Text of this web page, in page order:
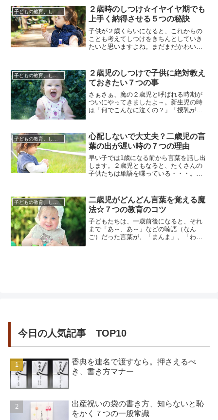
まい後悔することも多いもの。一緒に食
事をさせたり、リビングでテレビを見て
いる時など、顔を合わせれば兄弟喧嘩が
勃発！という日々が続くと、さすが...
子どもの教育、しつけについて
２歳時のしつけ☆イヤイヤ期でも
上手く納得させる５つの秘訣
子供が２歳くらいになると、これからの
ことも考えてしつけをきちんとしていき
たいと思いますよね。まだまだかわいい
合わせてしつけをしていかなければ納得
してもらえません。２歳というと、イヤ
イヤ期の始まり。この２歳のイヤイヤ期
こそしつけをきちんとしておかない...
子どもの教育、しつけについて
２歳児のしつけで子供に絶対教え
ておきたい７つの事
さぁさぁ、魔の２歳児と呼ばれる時期が
ついにやってきましたよ～。新生児の時
は「何でこんなに泣くの？」「授乳が大
～！とおっしゃる２歳児のお母さま方が
ほとんどではないでしょうか？自分でき
ちんと歩けるようになり、大人の話して
いることはもちろん理解できますし、...
心配しないで大丈夫？二歳児の言
葉の出が遅い時の７つの理由
早い子では1歳になる前から言葉を話し出
します。２歳児ともなると、たくさんの
子供たちは単語を喋っている・・・。そ
の？」と、不安になってしまいますよ
ね。そこで今日は、そんな時の為に知っ
ておいて欲しい、二歳児の言葉の出が遅
い時の理由についてお伝えします。両
親...
子どもの教育、しつけについて
二歳児がどんどん言葉を覚える魔
法☆７つの教育のコツ
子どもたちは、一歳前後になると、それ
まで「あ～、あ～」などの喃語（なん
ご）だった言葉が、「まんま」、「わん
今日の人気記事 TOP10
香典を連名で渡すなら。押さえるべ
き、書き方マナー
出産祝いの袋の書き方、知らないと恥
をかく７つの一般常識